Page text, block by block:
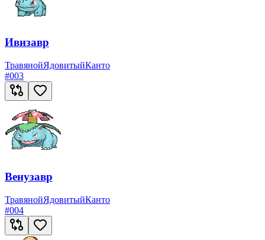
Ивизавр
ТравянойЯдовитыйКанто
#003
Венузавр
ТравянойЯдовитыйКанто
#004